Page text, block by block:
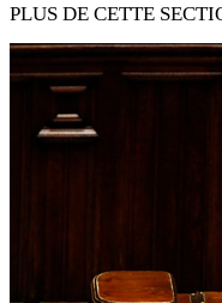
PLUS DE CETTE